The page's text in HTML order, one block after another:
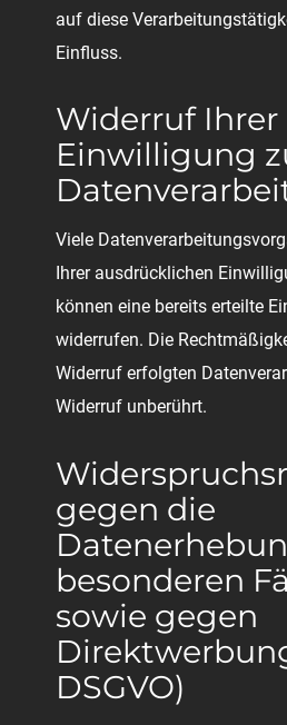
auf diese
Einfluss.
Widerruf Ihrer
Einwilligung
Viele
Ihrer ausdrücklichen
können eine bereits erteilte
widerrufen. Die
Widerruf erfolgten
Widerruf unberührt.
gegen die
besonderen
sowie gegen
DSGVO)